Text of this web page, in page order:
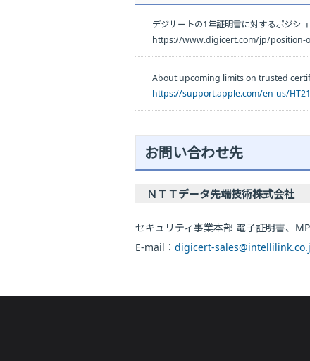
デジサートの1年証明書に対するポジシ
https://www.digicert.com/jp/position-
About upcoming limits on trusted
https://support.apple.com/en-us/
お問い合わせ先
ＮＴＴデータ先端技術株式会社
セキュリティ事業本部 電子証明書、
E-mail： digicert-